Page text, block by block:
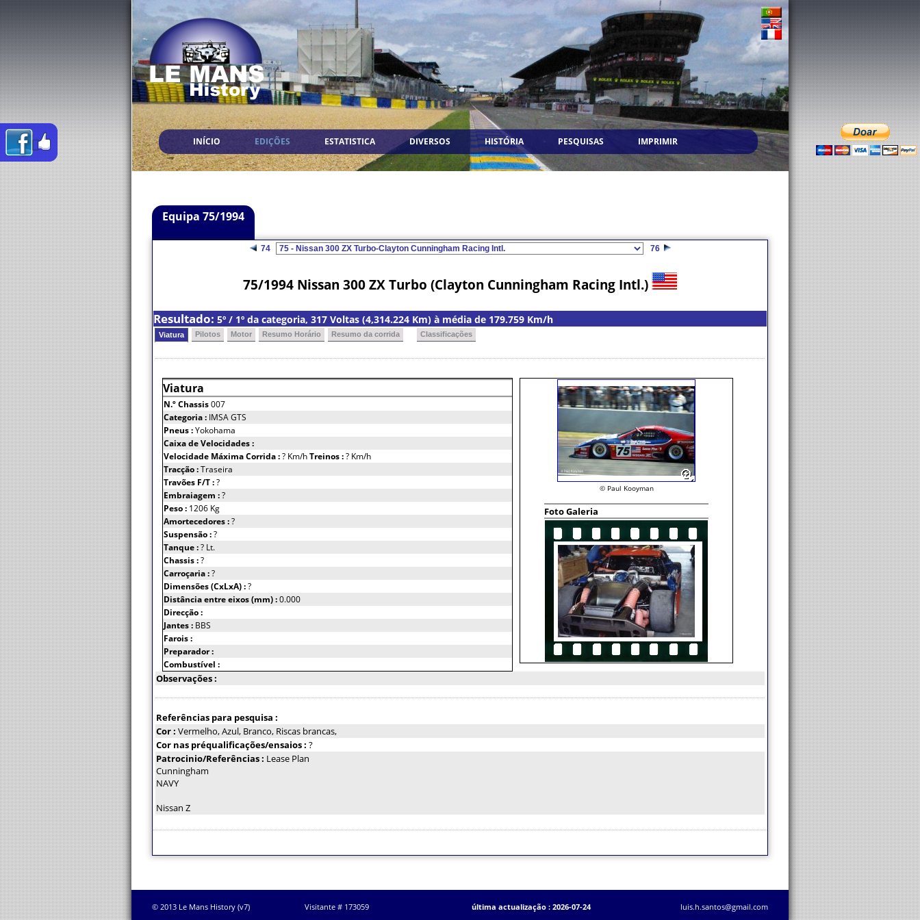
INÍCIO EDIÇÕES ESTATISTICA DIVERSOS HISTÓRIA PESQUISAS IMPRIMIR
Equipa 75/1994
74 76
75/1994 Nissan 300 ZX Turbo (Clayton Cunningham Racing Intl.)
Resultado: 5º / 1º da categoria, 317 Voltas (4,314.224 Km) à média de 179.759 Km/h
Viatura Pilotos Motor Resumo Horário Resumo da corrida Classificações
Viatura
N.º Chassis007
Categoria : IMSA GTS
Pneus :Yokohama
Caixa de Velocidades :
Velocidade Máxima Corrida :? Km/hTreinos :? Km/h
Tracção :Traseira
Travões F/T :?
Embraiagem :?
Peso : 1206 Kg
Amortecedores :?
Suspensão :?
Tanque :? Lt.
Chassis :?
Carroçaria :?
Dimensões (CxLxA) :?
Distância entre eixos (mm) :0.000
Direcção :
Jantes : BBS
Farois :
Preparador :
Combustível :
© Paul Kooyman
Foto Galeria
Observações :
Referências para pesquisa :
Cor : Vermelho, Azul, Branco, Riscas brancas,
Cor nas préqualificações/ensaios : ?
Patrocinio/Referências : Lease Plan
Cunningham
NAVY
Nissan Z
© 2013 Le Mans History (v7) Visitante # 173059 última actualização : 2026-07-24 luis.h.santos@gmail.com